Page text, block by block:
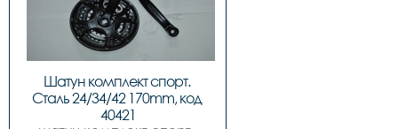
Шатун комплект спорт.
Сталь 24/34/42 170mm, код
40421